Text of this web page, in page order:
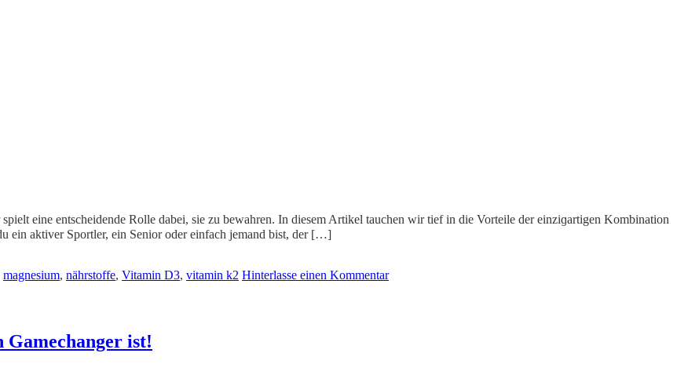
eine entscheidende Rolle dabei, sie zu bewahren. In diesem Artikel tauchen wir tief in die Vorteile der einziɡartigen Kombination
aktiver Sportler, ein Senior oder einfach jemand bist, der […]
magnesium, nährstoffe, Vitamin D3, vitamin k2 Hinterlasse einen Kommentar
ist!